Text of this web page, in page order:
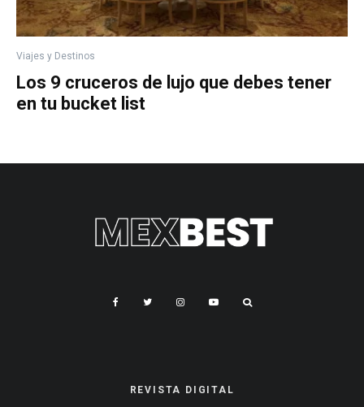
Viajes y Destinos
Los 9 cruceros de lujo que debes tener
en tu bucket list
REVISTA DIGITAL